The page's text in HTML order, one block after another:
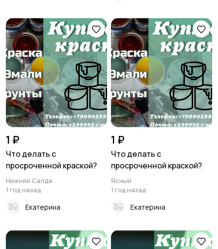
1 ₽
Что делать с
просроченной краской?
Нижняя Салда
1 год назад
Екатерина
1 ₽
Что делать с
просроченной краской?
Ясный
1 год назад
Екатерина